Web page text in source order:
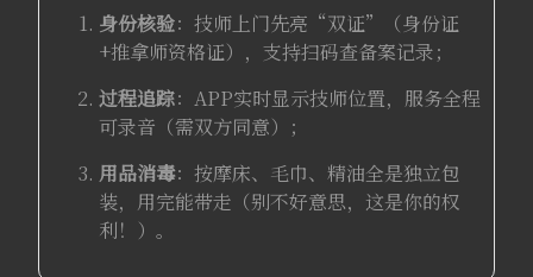
身份核验：技师上门先亮“双证”（身份证
+推拿师资格证），支持扫码查备案记录；
过程追踪：APP实时显示技师位置，服务全程
可录音（需双方同意）；
用品消毒：按摩床、毛巾、精油全是独立包
装，用完能带走（别不好意思，这是你的权
利！）。